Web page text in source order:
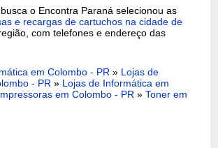
o Encontra Paraná selecionou as
e recargas de cartuchos na cidade de
com telefones e endereço das
em Colombo - PR » Lojas de
- PR » Lojas de Informática em
em Colombo - PR »Toner em